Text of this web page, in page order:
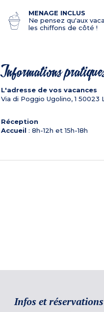
MENAGE INCLUS
Ne pensez qu'aux
les chiffons de côté !
Informations
L'adresse de vos vacances
Via di Poggio Ugolino, 1 50023
Réception
Accueil : 8h-12h et 15h-18h
Infos et réservations